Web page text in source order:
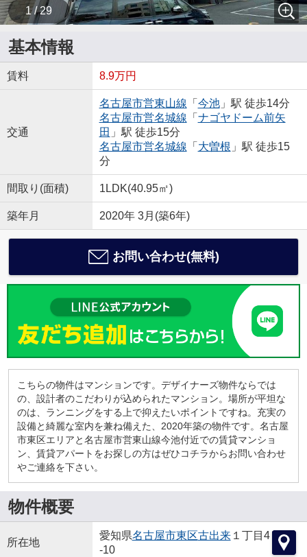
1 / 29
基本情報
賃料 8.9万円
交通
名古屋市営東山線 「 今池」駅 徒歩14分
名古屋市営名城線 「 ナゴヤドーム前矢
田 」駅 徒歩15分
名古屋市営名城線 「 大曽根 」駅 徒歩15
分
間取り(面積) 1LDK(40.95㎡)
築年月 2020年 3月(築6年)
お問い合わせ(無料)
こちらの物件はマンションです。デザイナーズ物件ならでは
の、設計者のこだわりが込められたマンション。場所が平坦な
のは、ランニングをする上で抑えたいポイントですね。充実の
設備と綺麗な室内を兼ね備えた、2020年築の物件です。名古屋
市東区エリアと名古屋市営東山線今池付近での賃貸マンショ
ン、賃貸アパートをお探しの方はぜひコチラからお問い合わせ
やご連絡を下さい。
物件概要
所在地
愛知県名古屋市東区古出来１丁目4
-10